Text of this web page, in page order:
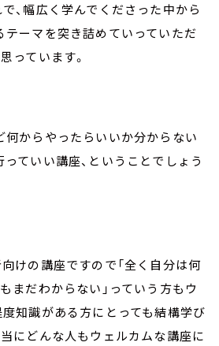
、幅広く学んでくださった中から
テーマを突き詰めていっていただ
っています。
からやったらいいか分からない
ていい講座、ということでしょう
けの講座ですので「全く自分は何
まだわからない」っていう方もウ
知識がある方にとっても結構学び
にどんな人もウェルカムな講座に